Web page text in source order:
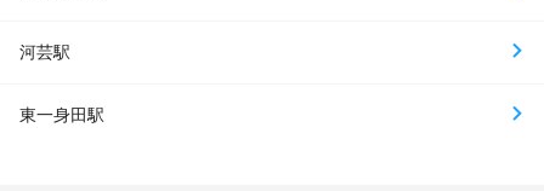
河芸駅
東一身田駅